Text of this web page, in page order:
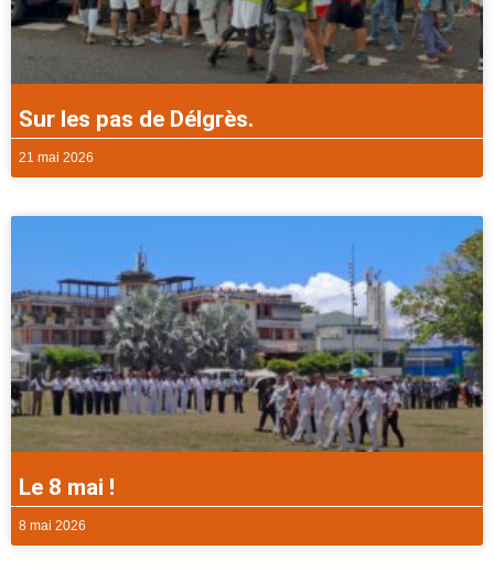
Sur les pas de Délgrès.
21 mai 2026
Le 8 mai !
8 mai 2026